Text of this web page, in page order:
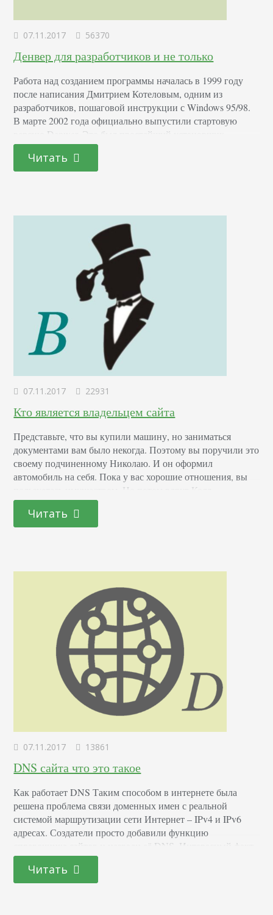
07.11.2017 56370
Денвер для разработчиков и не только
Работа над созданием программы началась в 1999 году
после написания Дмитрием Котеловым, одним из
разработчиков, пошаговой инструкции с Windows 95/98.
В марте 2002 года официально выпустили стартовую
версию Denwer. Это был простейший установщик,
копирующий документы и файлы в указываемую папку и
добавляющий соответствующий ярлык в Windows-
автозагрузка. Долгое время людям, далеким от
Читать
07.11.2017 22931
Кто является владельцем сайта
Представьте, что вы купили машину, но заниматься
документами вам было некогда. Поэтому вы поручили это
своему подчиненному Николаю. И он оформил
автомобиль на себя. Пока у вас хорошие отношения, вы
пользуетесь имуществом. Но потом вдруг Коля
увольняется и уезжает на вашем авто. И по закону оно
принадлежит не вам. Зато если Николай попадет в ДТП,
ответственность ляжет на него. С…
Читать
07.11.2017 13861
DNS сайта что это такое
Как работает DNS Таким способом в интернете была
решена проблема связи доменных имен с реальной
системой маршрутизации сети Интернет – IPv4 и IPv6
адресах. Создатели просто добавили функцию
справочника сайтов и назвали её DNS. Интересный факт
Когда интернет распространялся всего на несколько
компьютеров, а количество сайтов можно было посчитать
вручную, для связи домена и IP компьютера
Читать